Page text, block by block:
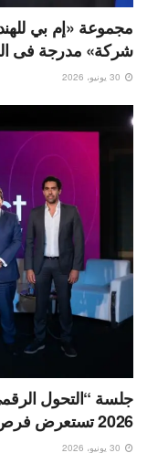
شركة» مدرجة فى
2026 تستعرض فرص الابتكار وتعزيز كفاءة الأعمال